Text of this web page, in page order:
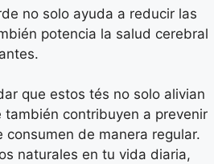
no solo ayuda a reducir las
potencia la salud cerebral
que estos tés no solo alivian
también contribuyen a prevenir
de manera regular.
naturales en tu vida diaria,